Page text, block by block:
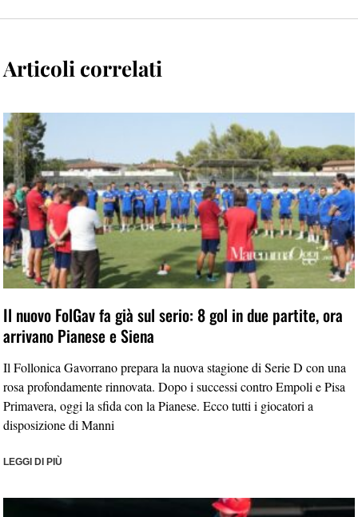
Articoli correlati
Il nuovo FolGav fa già sul serio: 8 gol in due partite, ora
arrivano Pianese e Siena
Il Follonica Gavorrano prepara la nuova stagione di Serie D con una
rosa profondamente rinnovata. Dopo i successi contro Empoli e Pisa
Primavera, oggi la sfida con la Pianese. Ecco tutti i giocatori a
disposizione di Manni
LEGGI DI PIÙ